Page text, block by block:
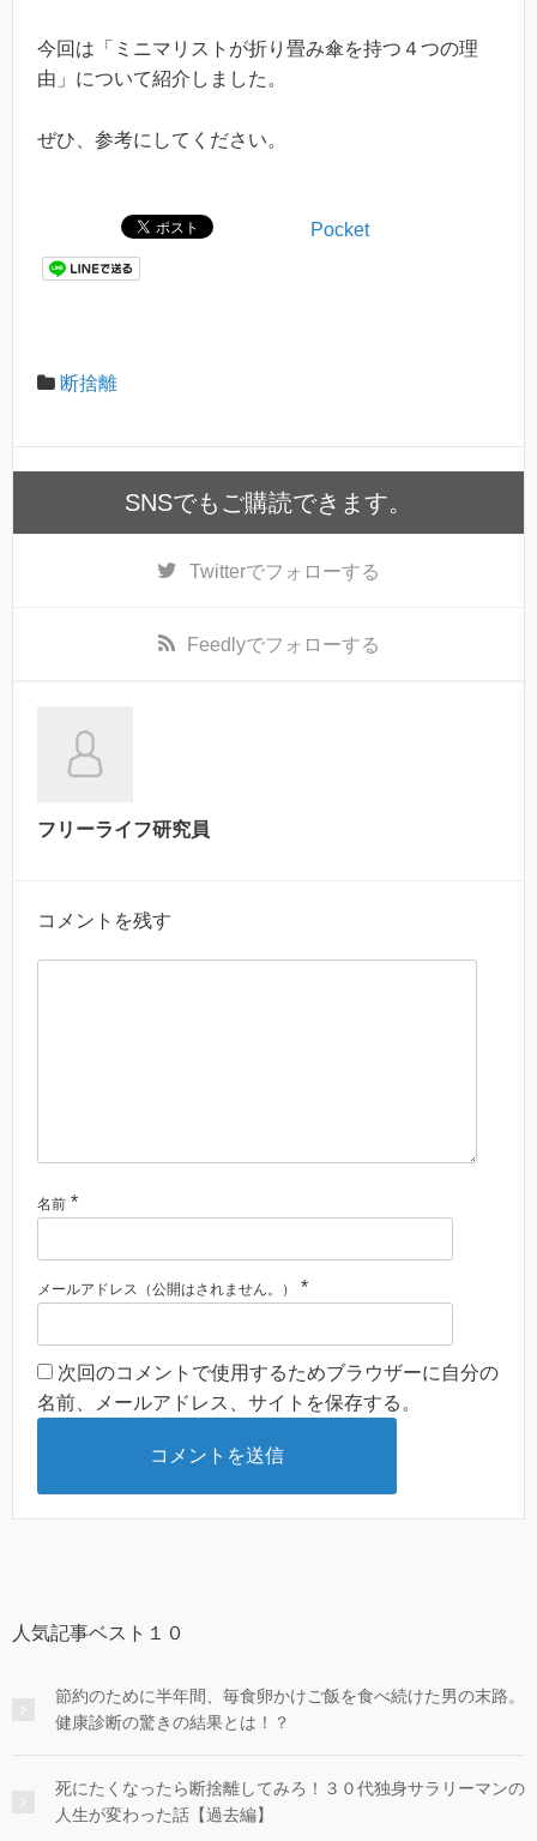
今回は「ミニマリストが折り畳み傘を持つ４つの理
由」について紹介しました。
ぜひ、参考にしてください。
Pocket
断捨離
SNSでもご購読できます。
Twitterでフォローする
Feedlyでフォローする
フリーライフ研究員
コメントを残す
名前 *
メールアドレス（公開はされません。） *
次回のコメントで使用するためブラウザーに自分の
名前、メールアドレス、サイトを保存する。
人気記事ベスト１０
節約のために半年間、毎食卵かけご飯を食べ続けた男の末路。
健康診断の驚きの結果とは！？
死にたくなったら断捨離してみろ！３０代独身サラリーマンの
人生が変わった話【過去編】